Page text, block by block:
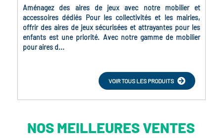
Aménagez des aires de jeux avec notre mobilier et
accessoires dédiés Pour les collectivités et les mairies,
offrir des aires de jeux sécurisées et attrayantes pour les
enfants est une priorité. Avec notre gamme de mobilier
pour aires d...
VOIR TOUS LES PRODUITS
NOS MEILLEURES VENTES